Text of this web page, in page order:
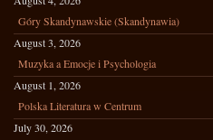
Góry Skandynawskie (Skandynawia)
August 3, 2026
Muzyka a Emocje i Psychologia
August 1, 2026
Polska Literatura w Centrum
July 30, 2026